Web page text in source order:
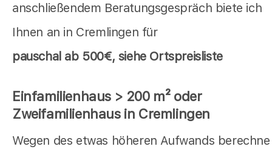
anschließendem Beratungsgespräch biete ich
Ihnen an in Cremlingen für
pauschal ab 500€, siehe Ortspreisliste
Einfamilienhaus > 200 m² oder
Zweifamilienhaus in Cremlingen
Wegen des etwas höheren Aufwands